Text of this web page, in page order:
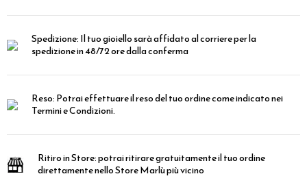
Spedizione:Il tuo gioiello sarà affidato al corriere per la
spedizione in 48/72 ore dalla conferma
Reso:Potrai effettuare il reso del tuo ordine come indicato nei
Termini e Condizioni.
Ritiro in Store:potrai ritirare gratuitamente il tuo ordine
direttamente nello Store Marlù più vicino